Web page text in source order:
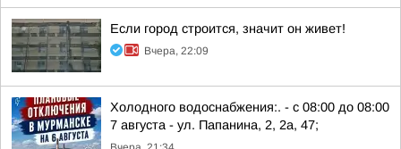
Если город строится, значит он живет!
Вчера, 22:09
Холодного водоснабжения:. - с 08:00 до 08:00
7 августа - ул. Папанина, 2, 2а, 47;